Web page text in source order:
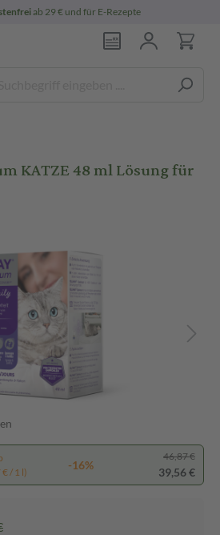
ab 29 € und für E-Rezepte
KATZE 48 ml Lösung für
/ 1 l)
-16%
46,87 €
39,56 €